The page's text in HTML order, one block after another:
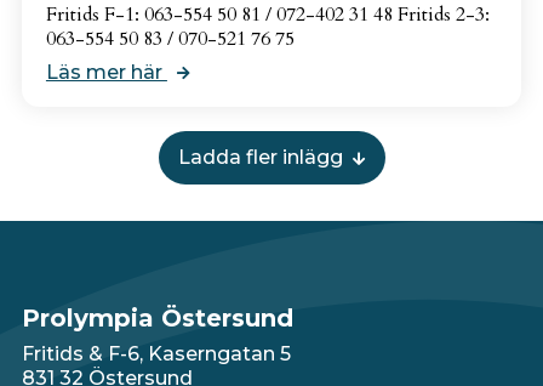
Fritids F-1: 063-554 50 81 / 072-402 31 48 Fritids 2-3:
063-554 50 83 / 070-521 76 75
Läs mer här
Ladda fler inlägg
Prolympia Östersund
Fritids & F-6, Kaserngatan 5
831 32 Östersund